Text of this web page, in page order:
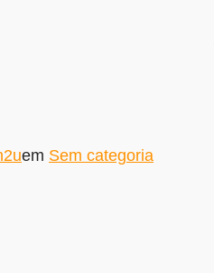
em Sem categoria